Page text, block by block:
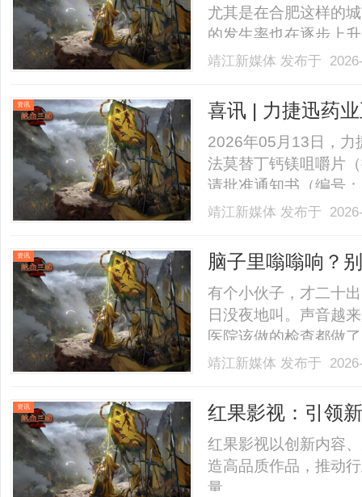
尤其是在合肥这样的
的发生率也在逐步上
如何进行律师的选择
刑事案件的基本概念
纠.........
靖江新媒体 发布于
资讯
喜讯 | 力捷迅药
质量和疗效一致
2026年05月13日，力
法莫替丁钙镁咀嚼片
请批准通知书（编号
过仿制药一致性评价
部不适等症状，属非
靖江新媒体 发布于
资讯
脑子里嗡嗡响？
在了髓海！
有个小伙子，才二十
日没夜地叫。声音越
医院该做的检查都做
药。吃了睡得稍微好
说看这类怪病有点门
沉，.........
靖江新媒体 发布于
资讯 红果影视：引领
红果影视以创新内容
造高品质作品，推动
量。......